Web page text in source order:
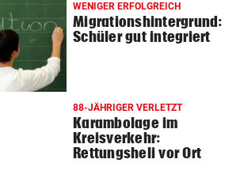
WENIGER ERFOLGREICH
Migrationshintergrund:
Schüler gut integriert
88-JÄHRIGER VERLETZT
Karambolage im
Kreisverkehr:
Rettungsheli vor Ort